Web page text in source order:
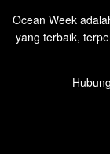
Ocean Week
yang terbaik,